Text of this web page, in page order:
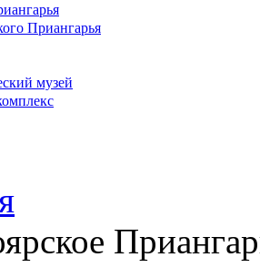
Приангарья
музей